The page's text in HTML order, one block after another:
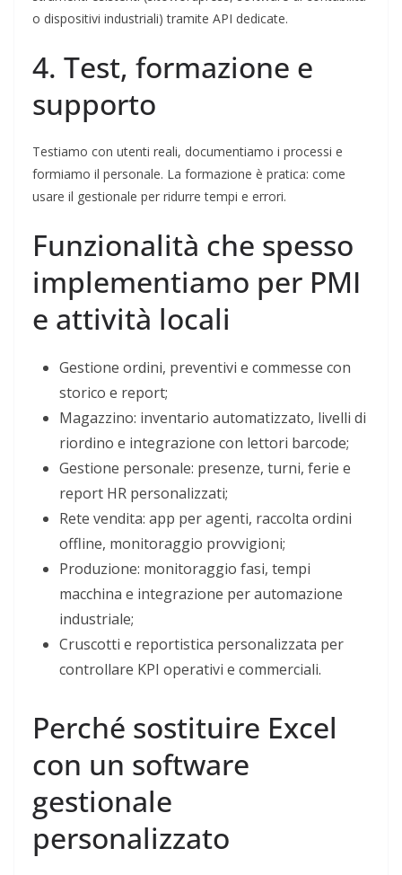
o dispositivi industriali) tramite API dedicate.
4. Test, formazione e
supporto
Testiamo con utenti reali, documentiamo i processi e
formiamo il personale. La formazione è pratica: come
usare il gestionale per ridurre tempi e errori.
Funzionalità che spesso
implementiamo per PMI
e attività locali
Gestione ordini, preventivi e commesse con
storico e report;
Magazzino: inventario automatizzato, livelli di
riordino e integrazione con lettori barcode;
Gestione personale: presenze, turni, ferie e
report HR personalizzati;
Rete vendita: app per agenti, raccolta ordini
offline, monitoraggio provvigioni;
Produzione: monitoraggio fasi, tempi
macchina e integrazione per automazione
industriale;
Cruscotti e reportistica personalizzata per
controllare KPI operativi e commerciali.
Perché sostituire Excel
con un software
gestionale
personalizzato